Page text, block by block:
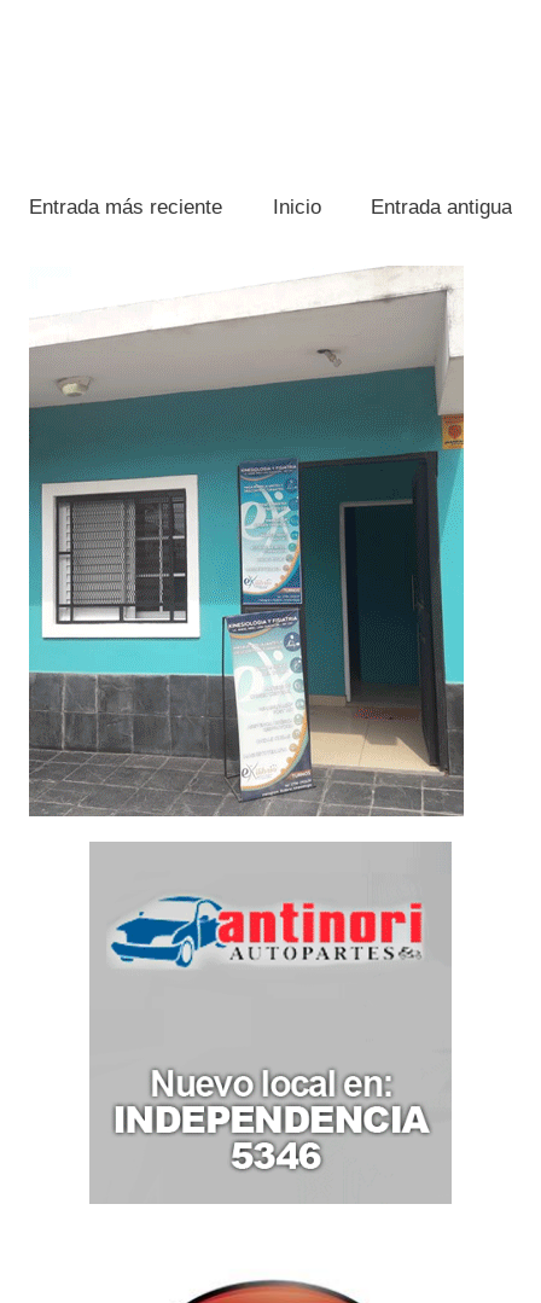
Entrada más reciente Entrada antigua
Inicio